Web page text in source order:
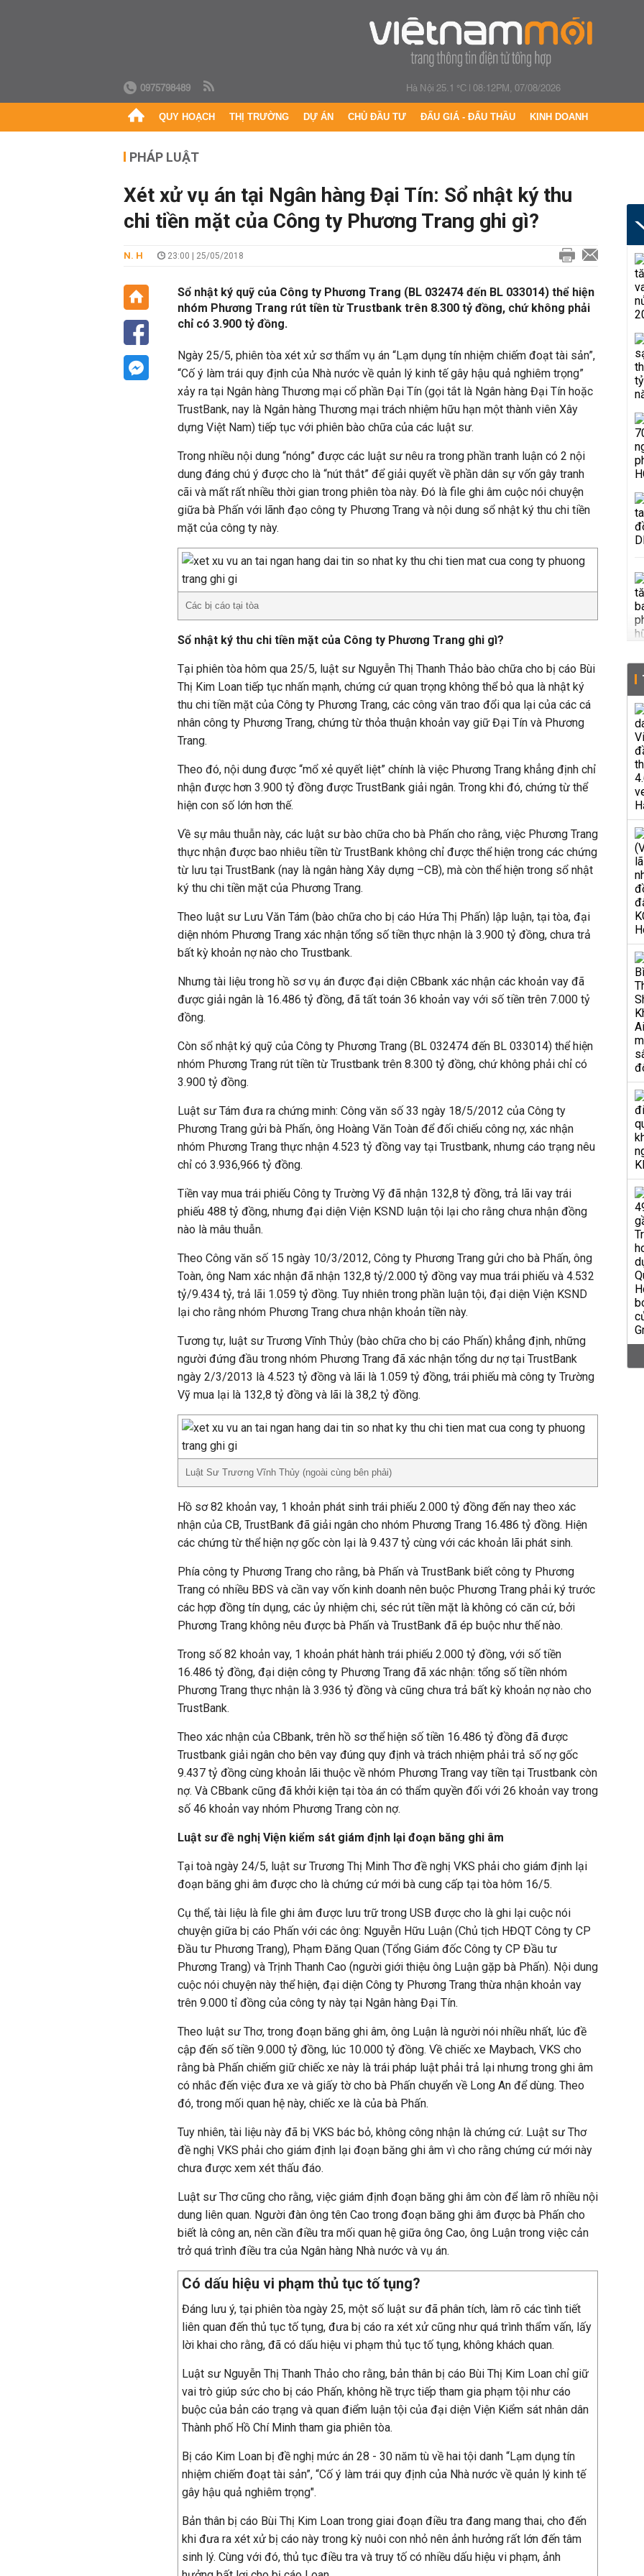
0975798489 Hà Nội 25.1 °C|08:12PM, 07/08/2026
QUY HOẠCH THỊ TRƯỜNG DỰ ÁN CHỦ ĐẦU TƯ ĐẤU GIÁ - ĐẤU THẦU KINH DOANH
PHÁP LUẬT
Xét xử vụ án tại Ngân hàng Đại Tín: Sổ nhật ký thu
chi tiền mặt của Công ty Phương Trang ghi gì?
N. H 23:00 | 25/05/2018
Sổ nhật ký quỹ của Công ty Phương Trang (BL 032474 đến BL 033014) thể hiện
nhóm Phương Trang rút tiền từ Trustbank trên 8.300 tỷ đồng, chứ không phải
chỉ có 3.900 tỷ đồng.
Ngày 25/5, phiên tòa xét xử sơ thẩm vụ án “Lạm dụng tín nhiệm chiếm đoạt tài sản”,
“Cố ý làm trái quy định của Nhà nước về quản lý kinh tế gây hậu quả nghiêm trọng”
xảy ra tại Ngân hàng Thương mại cổ phần Đại Tín (gọi tắt là Ngân hàng Đại Tín hoặc
TrustBank, nay là Ngân hàng Thương mại trách nhiệm hữu hạn một thành viên Xây
dựng Việt Nam) tiếp tục với phiên bào chữa của các luật sư.
Trong nhiều nội dung “nóng” được các luật sư nêu ra trong phần tranh luận có 2 nội
dung đáng chú ý được cho là “nút thắt” để giải quyết về phần dân sự vốn gây tranh
cãi và mất rất nhiều thời gian trong phiên tòa này. Đó là file ghi âm cuộc nói chuyện
giữa bà Phấn với lãnh đạo công ty Phương Trang và nội dung sổ nhật ký thu chi tiền
mặt của công ty này.
Các bị cáo tại tòa
Sổ nhật ký thu chi tiền mặt của Công ty Phương Trang ghi gì?
Tại phiên tòa hôm qua 25/5, luật sư Nguyễn Thị Thanh Thảo bào chữa cho bị cáo Bùi
Thị Kim Loan tiếp tục nhấn mạnh, chứng cứ quan trọng không thể bỏ qua là nhật ký
thu chi tiền mặt của Công ty Phương Trang, các công văn trao đổi qua lại của các cá
nhân công ty Phương Trang, chứng từ thỏa thuận khoản vay giữ Đại Tín và Phương
Trang.
Theo đó, nội dung được “mổ xẻ quyết liệt” chính là việc Phương Trang khẳng định chỉ
nhận được hơn 3.900 tỷ đồng được TrustBank giải ngân. Trong khi đó, chứng từ thể
hiện con số lớn hơn thế.
Về sự mâu thuẫn này, các luật sư bào chữa cho bà Phấn cho rằng, việc Phương Trang
thực nhận được bao nhiêu tiền từ TrustBank không chỉ được thể hiện trong các chứng
từ lưu tại TrustBank (nay là ngân hàng Xây dựng –CB), mà còn thể hiện trong sổ nhật
ký thu chi tiền mặt của Phương Trang.
Theo luật sư Lưu Văn Tám (bào chữa cho bị cáo Hứa Thị Phấn) lập luận, tại tòa, đại
diện nhóm Phương Trang xác nhận tổng số tiền thực nhận là 3.900 tỷ đồng, chưa trả
bất kỳ khoản nợ nào cho Trustbank.
Nhưng tài liệu trong hồ sơ vụ án được đại diện CBbank xác nhận các khoản vay đã
được giải ngân là 16.486 tỷ đồng, đã tất toán 36 khoản vay với số tiền trên 7.000 tỷ
đồng.
Còn sổ nhật ký quỹ của Công ty Phương Trang (BL 032474 đến BL 033014) thể hiện
nhóm Phương Trang rút tiền từ Trustbank trên 8.300 tỷ đồng, chứ không phải chỉ có
3.900 tỷ đồng.
Luật sư Tám đưa ra chứng minh: Công văn số 33 ngày 18/5/2012 của Công ty
Phương Trang gửi bà Phấn, ông Hoàng Văn Toàn để đối chiếu công nợ, xác nhận
nhóm Phương Trang thực nhận 4.523 tỷ đồng vay tại Trustbank, nhưng cáo trạng nêu
chỉ có 3.936,966 tỷ đồng.
Tiền vay mua trái phiếu Công ty Trường Vỹ đã nhận 132,8 tỷ đồng, trả lãi vay trái
phiếu 488 tỷ đồng, nhưng đại diện Viện KSND luận tội lại cho rằng chưa nhận đồng
nào là mâu thuẫn.
Theo Công văn số 15 ngày 10/3/2012, Công ty Phương Trang gửi cho bà Phấn, ông
Toàn, ông Nam xác nhận đã nhận 132,8 tỷ/2.000 tỷ đồng vay mua trái phiếu và 4.532
tỷ/9.434 tỷ, trả lãi 1.059 tỷ đồng. Tuy nhiên trong phần luận tội, đại diện Viện KSND
lại cho rằng nhóm Phương Trang chưa nhận khoản tiền này.
Tương tự, luật sư Trương Vĩnh Thủy (bào chữa cho bị cáo Phấn) khẳng định, những
người đứng đầu trong nhóm Phương Trang đã xác nhận tổng dư nợ tại TrustBank
ngày 2/3/2013 là 4.523 tỷ đồng và lãi là 1.059 tỷ đồng, trái phiếu mà công ty Trường
Vỹ mua lại là 132,8 tỷ đồng và lãi là 38,2 tỷ đồng.
Luật Sư Trương Vĩnh Thủy (ngoài cùng bên phải)
Hồ sơ 82 khoản vay, 1 khoản phát sinh trái phiếu 2.000 tỷ đồng đến nay theo xác
nhận của CB, TrustBank đã giải ngân cho nhóm Phương Trang 16.486 tỷ đồng. Hiện
các chứng từ thể hiện nợ gốc còn lại là 9.437 tỷ cùng với các khoản lãi phát sinh.
Phía công ty Phương Trang cho rằng, bà Phấn và TrustBank biết công ty Phương
Trang có nhiều BĐS và cần vay vốn kinh doanh nên buộc Phương Trang phải ký trước
các hợp đồng tín dụng, các ủy nhiệm chi, séc rút tiền mặt là không có căn cứ, bởi
Phương Trang không nêu được bà Phấn và TrustBank đã ép buộc như thế nào.
Trong số 82 khoản vay, 1 khoản phát hành trái phiếu 2.000 tỷ đồng, với số tiền
16.486 tỷ đồng, đại diện công ty Phương Trang đã xác nhận: tổng số tiền nhóm
Phương Trang thực nhận là 3.936 tỷ đồng và cũng chưa trả bất kỳ khoản nợ nào cho
TrustBank.
Theo xác nhận của CBbank, trên hồ sơ thể hiện số tiền 16.486 tỷ đồng đã được
Trustbank giải ngân cho bên vay đúng quy định và trách nhiệm phải trả số nợ gốc
9.437 tỷ đồng cùng khoản lãi thuộc về nhóm Phương Trang vay tiền tại Trustbank còn
nợ. Và CBbank cũng đã khởi kiện tại tòa án có thẩm quyền đối với 26 khoản vay trong
số 46 khoản vay nhóm Phương Trang còn nợ.
Luật sư đề nghị Viện kiểm sát giám định lại đoạn băng ghi âm
Tại toà ngày 24/5, luật sư Trương Thị Minh Thơ đề nghị VKS phải cho giám định lại
đoạn băng ghi âm được cho là chứng cứ mới bà cung cấp tại tòa hôm 16/5.
Cụ thể, tài liệu là file ghi âm được lưu trữ trong USB được cho là ghi lại cuộc nói
chuyện giữa bị cáo Phấn với các ông: Nguyễn Hữu Luận (Chủ tịch HĐQT Công ty CP
Đầu tư Phương Trang), Phạm Đăng Quan (Tổng Giám đốc Công ty CP Đầu tư
Phương Trang) và Trịnh Thanh Cao (người giới thiệu ông Luận gặp bà Phấn). Nội dung
cuộc nói chuyện này thể hiện, đại diện Công ty Phương Trang thừa nhận khoản vay
trên 9.000 tỉ đồng của công ty này tại Ngân hàng Đại Tín.
Theo luật sư Thơ, trong đoạn băng ghi âm, ông Luận là người nói nhiều nhất, lúc đề
cập đến số tiền 9.000 tỷ đồng, lúc 10.000 tỷ đồng. Về chiếc xe Maybach, VKS cho
rằng bà Phấn chiếm giữ chiếc xe này là trái pháp luật phải trả lại nhưng trong ghi âm
có nhắc đến việc đưa xe và giấy tờ cho bà Phấn chuyển về Long An để dùng. Theo
đó, trong mối quan hệ này, chiếc xe là của bà Phấn.
Tuy nhiên, tài liệu này đã bị VKS bác bỏ, không công nhận là chứng cứ. Luật sư Thơ
đề nghị VKS phải cho giám định lại đoạn băng ghi âm vì cho rằng chứng cứ mới này
chưa được xem xét thấu đáo.
Luật sư Thơ cũng cho rằng, việc giám định đoạn băng ghi âm còn để làm rõ nhiều nội
dung liên quan. Người đàn ông tên Cao trong đoạn băng ghi âm được bà Phấn cho
biết là công an, nên cần điều tra mối quan hệ giữa ông Cao, ông Luận trong việc cản
trở quá trình điều tra của Ngân hàng Nhà nước và vụ án.
Có dấu hiệu vi phạm thủ tục tố tụng?
Đáng lưu ý, tại phiên tòa ngày 25, một số luật sư đã phân tích, làm rõ các tình tiết
liên quan đến thủ tục tố tụng, đưa bị cáo ra xét xử cũng như quá trình thẩm vấn, lấy
lời khai cho rằng, đã có dấu hiệu vi phạm thủ tục tố tụng, không khách quan.
Luật sư Nguyễn Thị Thanh Thảo cho rằng, bản thân bị cáo Bùi Thị Kim Loan chỉ giữ
vai trò giúp sức cho bị cáo Phấn, không hề trực tiếp tham gia phạm tội như cáo
buộc của bản cáo trạng và quan điểm luận tội của đại diện Viện Kiểm sát nhân dân
Thành phố Hồ Chí Minh tham gia phiên tòa.
Bị cáo Kim Loan bị đề nghị mức án 28 - 30 năm tù về hai tội danh “Lạm dụng tín
nhiệm chiếm đoạt tài sản”, “Cố ý làm trái quy định của Nhà nước về quản lý kinh tế
gây hậu quả nghiêm trọng".
Bản thân bị cáo Bùi Thị Kim Loan trong giai đoạn điều tra đang mang thai, cho đến
khi đưa ra xét xử bị cáo này trong kỳ nuôi con nhỏ nên ảnh hưởng rất lớn đến tâm
sinh lý. Cùng với đó, thủ tục điều tra và truy tố có nhiều dấu hiệu vi phạm, ảnh